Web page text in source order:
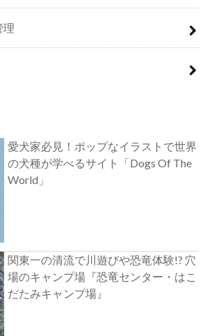
理
愛犬家必見！ポップなイラストで世界
の犬種が学べるサイト「Dogs Of The
World」
関東一の清流で川遊びや恐竜体験!? 穴
場のキャンプ場『恐竜センター・はこ
だたみキャンプ場』